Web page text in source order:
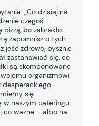
„Co dzisiaj na
czegoś
bo zabrakło
zapomnisz o tych
jeść zdrowo, pysznie
zastanawiać się, co
są skomponowane
organizmowi
desperackiego
się
w naszym cateringu
co ważne – albo na